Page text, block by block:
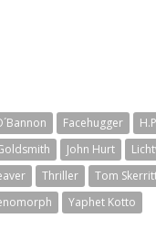
Facehugger
John Hurt
Thriller
Tom
Yaphet Kotto